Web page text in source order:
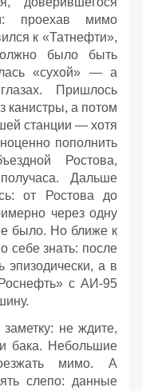
проехав мимо
к «Татнефти»,
было быть
«сухой» — а
Пришлось
канистры, а потом
станции — хотя
пополнить
Ростова,
Дальше
от Ростова до
через одну
было. Но ближе к
себе знать: после
эпизодически, а в
с АИ‑95
не ждите,
бака. Небольшие
мимо. А
слепо: данные